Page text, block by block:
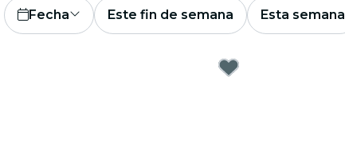
Fecha Este fin de semana Esta semana